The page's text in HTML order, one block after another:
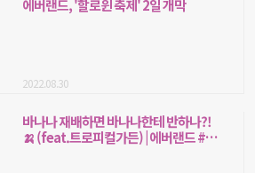
에버랜드, '할로윈 축제' 2일 개막
2022.08.30
바나나 재배하면 바나나한테 반하나?!
🍌 (feat.트로피컬가든) | 에버랜드 #꽃